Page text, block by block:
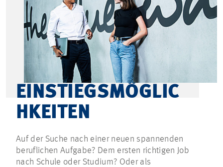
EINSTIEGSMÖGLIC
HKEITEN
Auf der Suche nach einer neuen spannenden
beruflichen Aufgabe? Dem ersten richtigen Job
nach Schule oder Studium? Oder als